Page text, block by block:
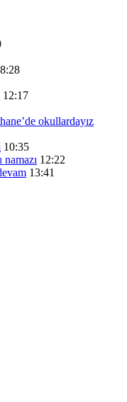
12:17
okullardayız
10:35
12:22
13:41